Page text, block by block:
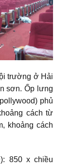
trường ở Hải
sơn. Ốp lưng
phủ
cách từ
khoảng cách
850 x chiều